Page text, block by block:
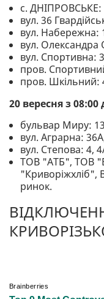
с. ДНІПРОВСЬКЕ:
вул. 36
вул. Набережна:
вул. Олександра
вул. Спортивна:
пров.
пров. Шкільний:
20 вересня з
бульвар Миру:
вул. Аграрна:
вул. Степова: 4,
ТОВ "АТБ", ТОВ
"Криворіжхліб",
ринок.